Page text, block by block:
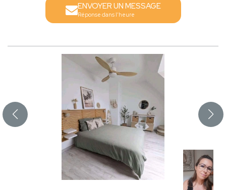
ENVOYER UN MESSAGE
Réponse dans l'heure